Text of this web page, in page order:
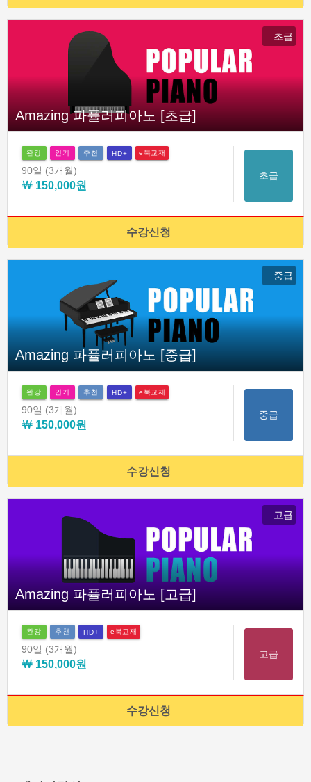
초급
Amazing 파퓰러피아노 [초급]
완강 인기 추천 HD+ e북교재
90일 (3개월)
￦ 150,000원
초급
수강신청
중급
Amazing 파퓰러피아노 [중급]
완강 인기 추천 HD+ e북교재
90일 (3개월)
￦ 150,000원
중급
수강신청
고급
Amazing 파퓰러피아노 [고급]
완강 추천 HD+ e북교재
90일 (3개월)
￦ 150,000원
고급
수강신청